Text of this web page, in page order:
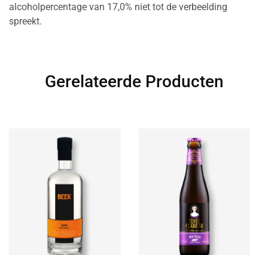
alcoholpercentage van 17,0% niet tot de verbeelding
spreekt.
Gerelateerde Producten